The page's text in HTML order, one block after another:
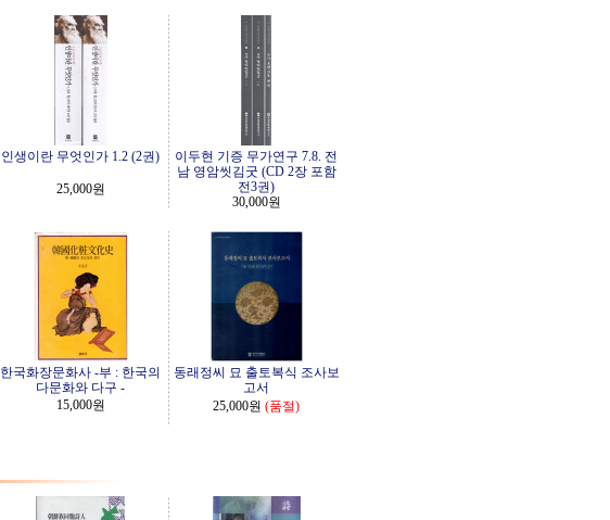
인생이란 무엇인가 1.2 (2권)
25,000원
이두현 기증 무가연구 7.8. 전
남 영암씻김굿 (CD 2장 포함
전3권)
30,000원
한국화장문화사 -부 : 한국의
다문화와 다구 -
15,000원
동래정씨 묘 출토복식 조사보
고서
25,000원 (품절)